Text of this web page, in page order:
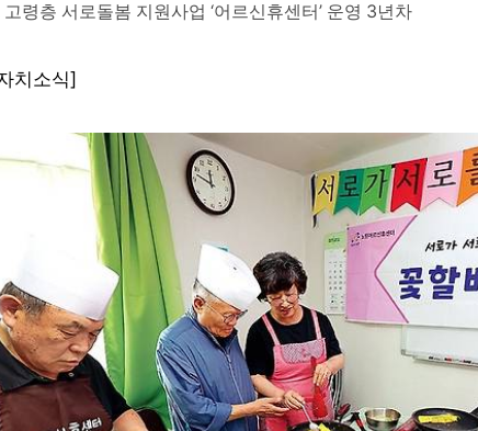
령층 서로돌봄 지원사업 ‘어르신휴센터’ 운영 3년차
치소식]